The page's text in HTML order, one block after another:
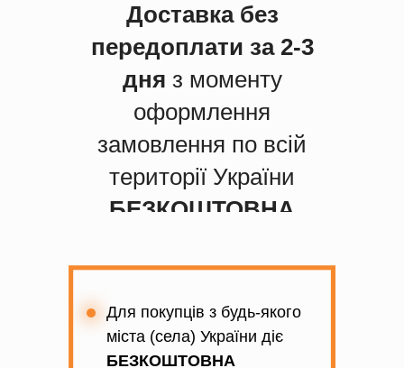
Доставка без
передоплати за 2-3
дня з моменту
оформлення
замовлення по всій
території України
БЕЗКОШТОВНА
Для покупців з будь-якого
міста (села) України діє
БЕЗКОШТОВНА